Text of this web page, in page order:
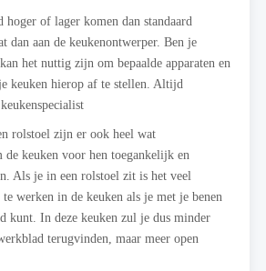
hoger of lager komen dan standaard
dan aan de keukenontwerper. Ben je
het nuttig zijn om bepaalde apparaten en
keuken hierop af te stellen. Altijd
rolstoel zijn er ook heel wat
de keuken voor hen toegankelijk en
Als je in een rolstoel zit is het veel
werken in de keuken als je met je benen
kunt. In deze keuken zul je dus minder
terugvinden, maar meer open